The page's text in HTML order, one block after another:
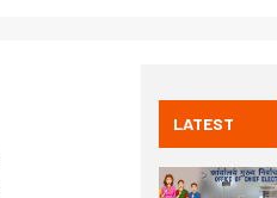
LATEST